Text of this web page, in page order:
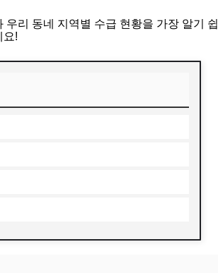
리 동네 지역별 수급 현황을 가장 알기 쉽
요!